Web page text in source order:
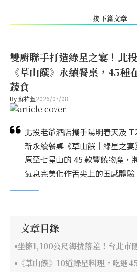
接下篇文章
雙廚聯手打造綠星之宴！北
《草山饌》永續餐桌，45種
蔬食
By蘇祐萱2026/07/08
北投老爺酒店攜手陽明春天及
新永續餐桌《草山饌｜綠星之
原至七星山的 45 款豐饒物產，
氣息完美化作舌尖上的五感體驗
文章目錄
坐擁1,100公尺海拔落差！台北市
《草山饌》10道綠星料理，吃進